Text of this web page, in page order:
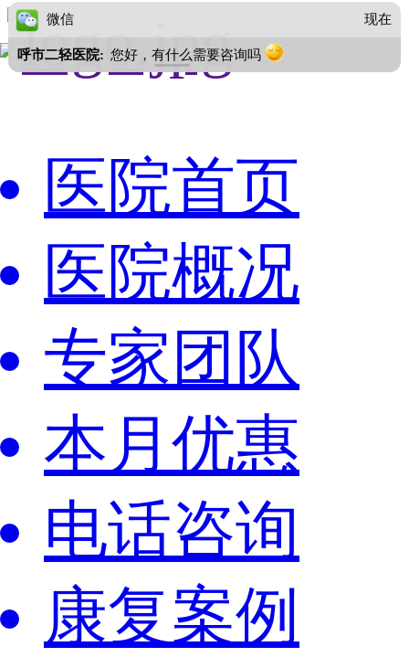
医院首页
医院概况
专家团队
本月优惠
电话咨询
康复案例
微信
呼市二轻医院: 您好，有什么需要咨询吗